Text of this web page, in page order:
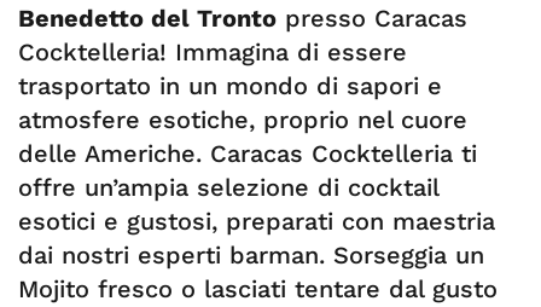
Benedetto del Tronto presso Caracas
Cocktelleria! Immagina di essere
trasportato in un mondo di sapori e
atmosfere esotiche, proprio nel cuore
delle Americhe. Caracas Cocktelleria ti
offre un’ampia selezione di cocktail
esotici e gustosi, preparati con maestria
dai nostri esperti barman. Sorseggia un
Mojito fresco o lasciati tentare dal gusto